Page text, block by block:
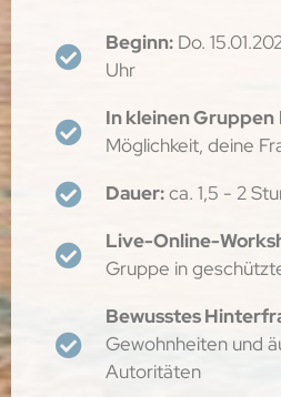
Beginn: Do.
Uhr
In kleinen Gruppen
Möglichkeit, deine
Dauer:ca. 1,5 - 2
Live-Online-
Gruppe in
Bewusstes
Gewohnheiten und
Autoritäten